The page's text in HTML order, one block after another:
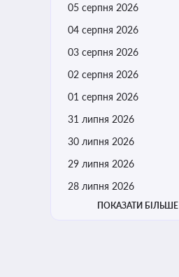
05 серпня 2026
04 серпня 2026
03 серпня 2026
02 серпня 2026
01 серпня 2026
31 липня 2026
30 липня 2026
29 липня 2026
28 липня 2026
ПОКАЗАТИ БІЛЬШЕ